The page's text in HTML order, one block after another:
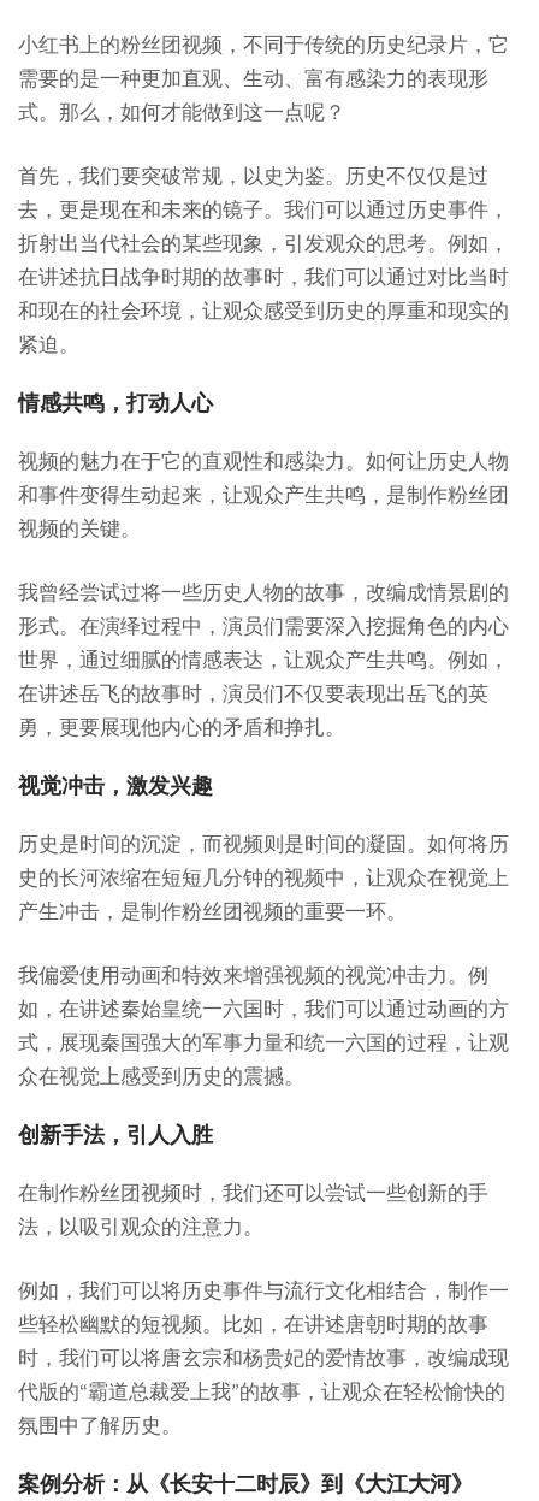
小红书上的粉丝团视频，不同于传统的历史纪录片，它
需要的是一种更加直观、生动、富有感染力的表现形
式。那么，如何才能做到这一点呢？
首先，我们要突破常规，以史为鉴。历史不仅仅是过
去，更是现在和未来的镜子。我们可以通过历史事件，
折射出当代社会的某些现象，引发观众的思考。例如，
在讲述抗日战争时期的故事时，我们可以通过对比当时
和现在的社会环境，让观众感受到历史的厚重和现实的
紧迫。
情感共鸣，打动人心
视频的魅力在于它的直观性和感染力。如何让历史人物
和事件变得生动起来，让观众产生共鸣，是制作粉丝团
视频的关键。
我曾经尝试过将一些历史人物的故事，改编成情景剧的
形式。在演绎过程中，演员们需要深入挖掘角色的内心
世界，通过细腻的情感表达，让观众产生共鸣。例如，
在讲述岳飞的故事时，演员们不仅要表现出岳飞的英
勇，更要展现他内心的矛盾和挣扎。
视觉冲击，激发兴趣
历史是时间的沉淀，而视频则是时间的凝固。如何将历
史的长河浓缩在短短几分钟的视频中，让观众在视觉上
产生冲击，是制作粉丝团视频的重要一环。
我偏爱使用动画和特效来增强视频的视觉冲击力。例
如，在讲述秦始皇统一六国时，我们可以通过动画的方
式，展现秦国强大的军事力量和统一六国的过程，让观
众在视觉上感受到历史的震撼。
创新手法，引人入胜
在制作粉丝团视频时，我们还可以尝试一些创新的手
法，以吸引观众的注意力。
例如，我们可以将历史事件与流行文化相结合，制作一
些轻松幽默的短视频。比如，在讲述唐朝时期的故事
时，我们可以将唐玄宗和杨贵妃的爱情故事，改编成现
代版的“霸道总裁爱上我”的故事，让观众在轻松愉快的
氛围中了解历史。
案例分析：从《长安十二时辰》到《大江大河》